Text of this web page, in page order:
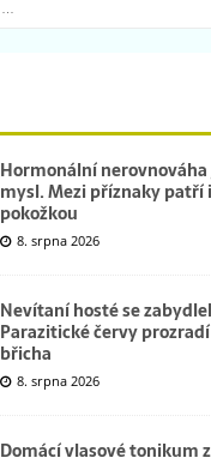
Hormonální
mysl. Mezi příznaky patří
pokožkou
8. srpna 2026
Nevítaní hosté se
Parazitické červy
břicha
8. srpna 2026
Domácí vlasové tonikum